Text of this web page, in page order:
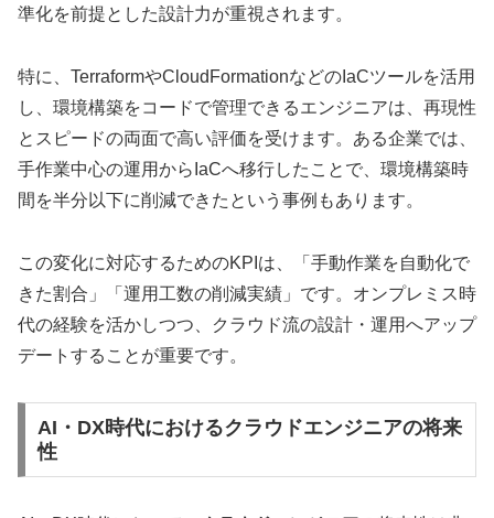
準化を前提とした設計力が重視されます。
特に、TerraformやCloudFormationなどのIaCツールを活用
し、環境構築をコードで管理できるエンジニアは、再現性
とスピードの両面で高い評価を受けます。ある企業では、
手作業中心の運用からIaCへ移行したことで、環境構築時
間を半分以下に削減できたという事例もあります。
この変化に対応するためのKPIは、「手動作業を自動化で
きた割合」「運用工数の削減実績」です。オンプレミス時
代の経験を活かしつつ、クラウド流の設計・運用へアップ
デートすることが重要です。
AI・DX時代におけるクラウドエンジニアの将来
性